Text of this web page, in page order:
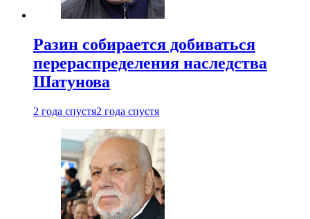
Разин собирается добиваться
перераспределения наследства
Шатунова
2 года спустя2 года спустя